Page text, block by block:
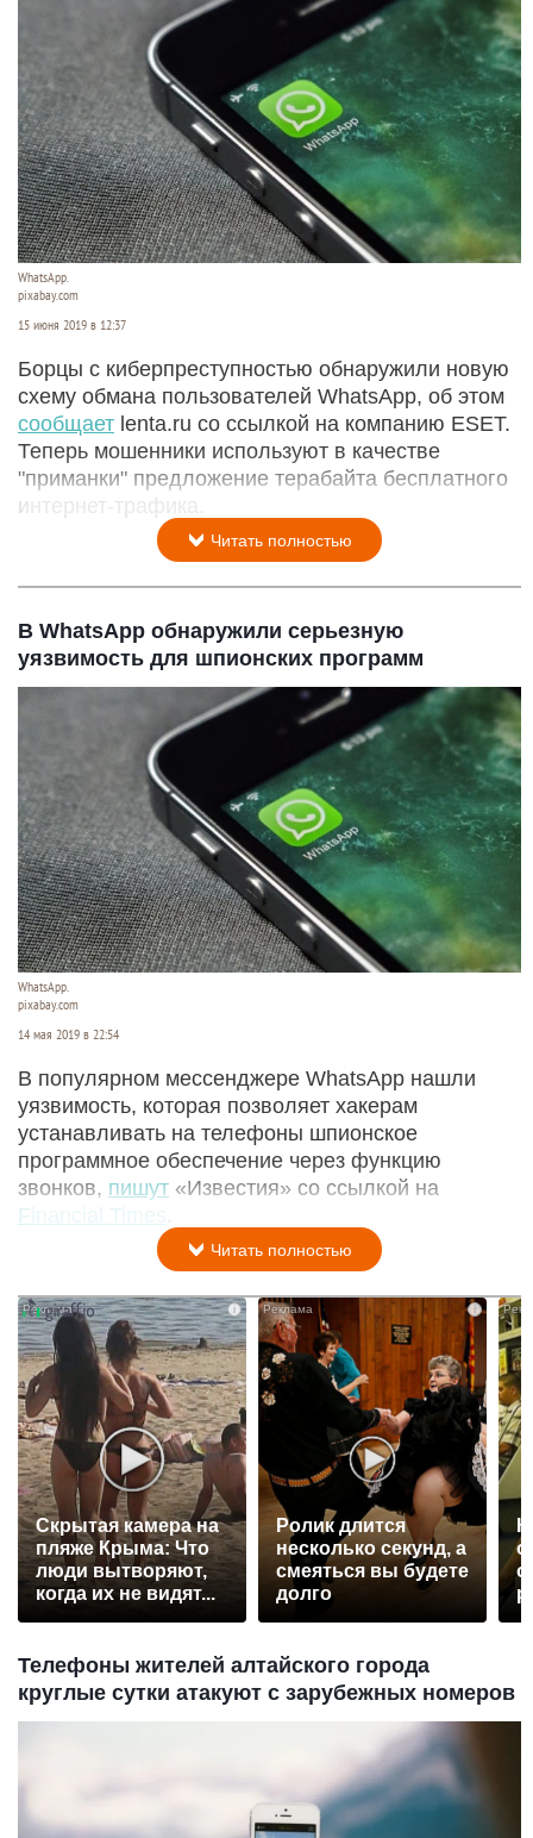
WhatsApp.
pixabay.com
15 июня 2019 в 12:37
Борцы с киберпреступностью обнаружили новую
схему обмана пользователей WhatsApp, об этом
сообщает lenta.ru со ссылкой на компанию ESET.
Теперь мошенники используют в качестве
"приманки" предложение терабайта бесплатного
интернет-трафика.
Читать полностью
В WhatsApp обнаружили серьезную
уязвимость для шпионских программ
WhatsApp.
pixabay.com
14 мая 2019 в 22:54
В популярном мессенджере WhatsApp нашли
уязвимость, которая позволяет хакерам
устанавливать на телефоны шпионское
программное обеспечение через функцию
звонков, пишут «Известия» со ссылкой на
Financial Times
Читать полностью
i
Скрытая камера на
пляже Крыма: Что
люди вытворяют,
когда их не видят...
Ролик длится
несколько секунд, а
смеяться вы будете
долго
Телефоны жителей алтайского города
круглые сутки атакуют с зарубежных номеров